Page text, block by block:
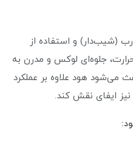
(شیب‌دار) و استفاده از
جلوه‌ای لوکس و مدرن به
می‌شود هود علاوه بر عملکرد
نیز ایفای نقش کند.